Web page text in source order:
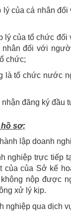
lý của cá nhân
lý của tổ chức
nhân đối với
chức;
là tổ chức nước
đăng ký đầu
sơ;
lập doanh
nghiệp trực tiếp
của của Sở kế
nộp được
xử lý kịp.
nghiệp qua dịch